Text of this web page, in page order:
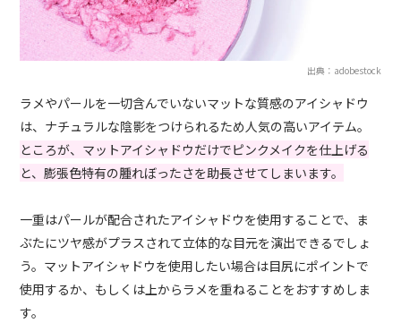
出典：adobestock
ラメやパールを一切含んでいないマットな質感のアイシャドウ
は、ナチュラルな陰影をつけられるため人気の高いアイテム。
ところが、マットアイシャドウだけでピンクメイクを仕上げる
と、膨張色特有の腫れぼったさを助長させてしまいます。
一重はパールが配合されたアイシャドウを使用することで、ま
ぶたにツヤ感がプラスされて立体的な目元を演出できるでしょ
う。マットアイシャドウを使用したい場合は目尻にポイントで
使用するか、もしくは上からラメを重ねることをおすすめしま
す。